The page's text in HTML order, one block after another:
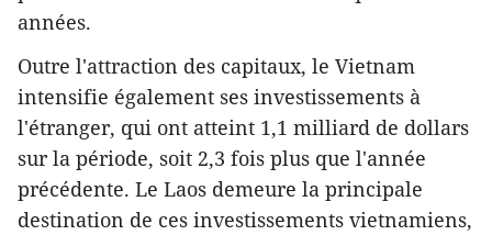
années.
Outre l'attraction des capitaux, le Vietnam
intensifie également ses investissements à
l'étranger, qui ont atteint 1,1 milliard de dollars
sur la période, soit 2,3 fois plus que l'année
précédente. Le Laos demeure la principale
destination de ces investissements vietnamiens,